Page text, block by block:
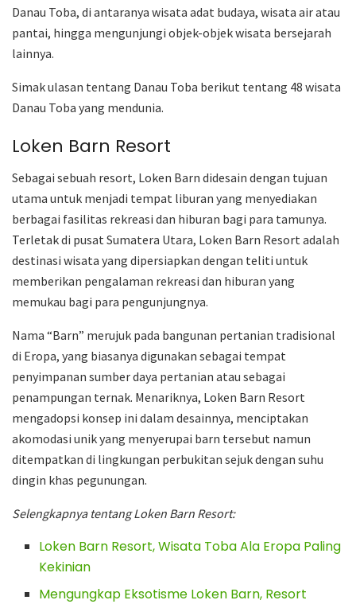
Danau Toba, di antaranya wisata adat budaya, wisata air atau
pantai, hingga mengunjungi objek-objek wisata bersejarah
lainnya.
Simak ulasan tentang Danau Toba berikut tentang 48 wisata
Danau Toba yang mendunia.
Loken Barn Resort
Sebagai sebuah resort, Loken Barn didesain dengan tujuan
utama untuk menjadi tempat liburan yang menyediakan
berbagai fasilitas rekreasi dan hiburan bagi para tamunya.
Terletak di pusat Sumatera Utara, Loken Barn Resort adalah
destinasi wisata yang dipersiapkan dengan teliti untuk
memberikan pengalaman rekreasi dan hiburan yang
memukau bagi para pengunjungnya.
Nama “Barn” merujuk pada bangunan pertanian tradisional
di Eropa, yang biasanya digunakan sebagai tempat
penyimpanan sumber daya pertanian atau sebagai
penampungan ternak. Menariknya, Loken Barn Resort
mengadopsi konsep ini dalam desainnya, menciptakan
akomodasi unik yang menyerupai barn tersebut namun
ditempatkan di lingkungan perbukitan sejuk dengan suhu
dingin khas pegunungan.
Selengkapnya tentang Loken Barn Resort:
Loken Barn Resort, Wisata Toba Ala Eropa Paling
Kekinian
Mengungkap Eksotisme Loken Barn, Resort